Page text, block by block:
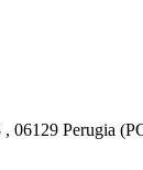
Perugia